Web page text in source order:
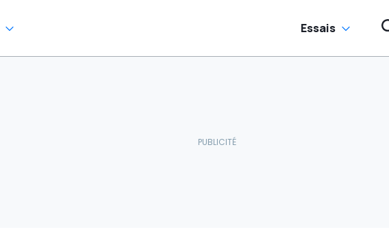
Essais